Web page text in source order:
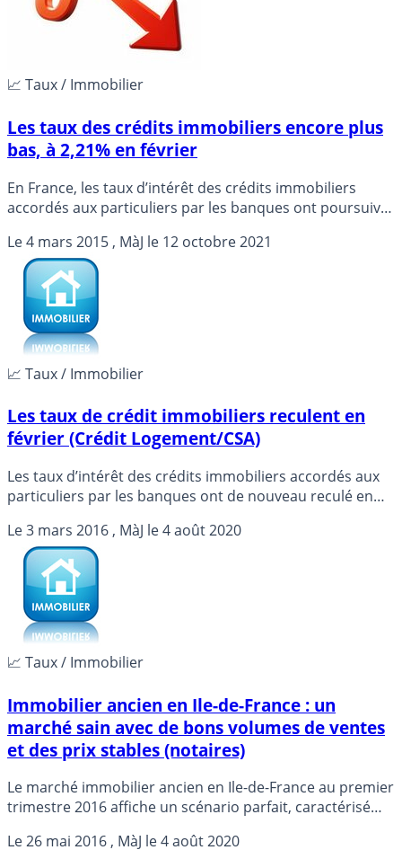
📈 Taux / Immobilier
Les taux des crédits immobiliers encore plus
bas, à 2,21% en février
En France, les taux d’intérêt des crédits immobiliers
accordés aux particuliers par les banques ont poursuivi
contre 2,29% le mois précédent, selon une étude publiée
mercredi.
Le4 mars 2015 , MàJ le 12 octobre 2021
📈 Taux / Immobilier
Les taux de crédit immobiliers reculent en
février (Crédit Logement/CSA)
Les taux d’intérêt des crédits immobiliers accordés aux
particuliers par les banques ont de nouveau reculé en
publiée jeudi.
Le3 mars 2016 , MàJ le4 août 2020
📈 Taux / Immobilier
Immobilier ancien en Ile-de-France : un
marché sain avec de bons volumes de ventes
et des prix stables (notaires)
Le marché immobilier ancien en Ile-de-France au premier
trimestre 2016 affiche un scénario parfait, caractérisé
Le26 mai 2016, MàJ le4 août 2020